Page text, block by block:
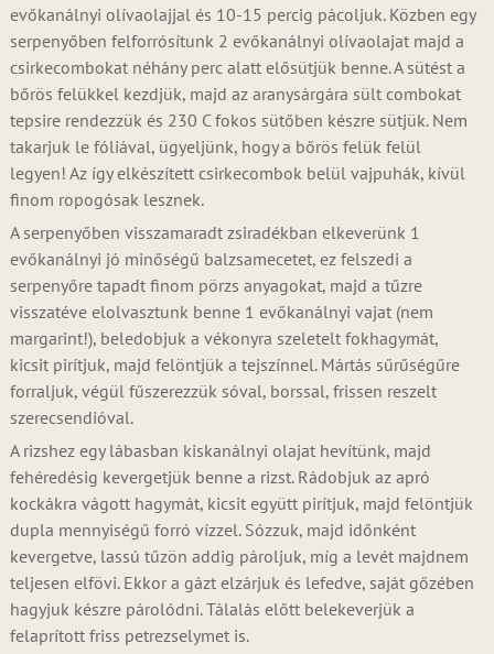
evőkanálnyi olívaolajjal és 10-15 percig pácoljuk. Közben egy
serpenyőben felforrósítunk 2 evőkanálnyi olívaolajat majd a
csirkecombokat néhány perc alatt elősütjük benne. A sütést a
bőrös felükkel kezdjük, majd az aranysárgára sült combokat
tepsire rendezzük és 230 C fokos sütőben készre sütjük. Nem
takarjuk le fóliával, ügyeljünk, hogy a bőrös felük felül
legyen! Az így elkészített csirkecombok belül vajpuhák, kívül
finom ropogósak lesznek.
A serpenyőben visszamaradt zsiradékban elkeverünk 1
evőkanálnyi jó minőségű balzsamecetet, ez felszedi a
serpenyőre tapadt finom pörzs anyagokat, majd a tűzre
visszatéve elolvasztunk benne 1 evőkanálnyi vajat (nem
margarint!), beledobjuk a vékonyra szeletelt fokhagymát,
kicsit pirítjuk, majd felöntjük a tejszínnel. Mártás sűrűségűre
forraljuk, végül fűszerezzük sóval, borssal, frissen reszelt
szerecsendióval.
A rizshez egy lábasban kiskanálnyi olajat hevítünk, majd
fehéredésig kevergetjük benne a rizst. Rádobjuk az apró
kockákra vágott hagymát, kicsit együtt pirítjuk, majd felöntjük
dupla mennyiségű forró vízzel. Sózzuk, majd időnként
kevergetve, lassú tűzön addig pároljuk, míg a levét majdnem
teljesen elfövi. Ekkor a gázt elzárjuk és lefedve, saját gőzében
hagyjuk készre párolódni. Tálalás előtt belekeverjük a
felaprított friss petrezselymet is.